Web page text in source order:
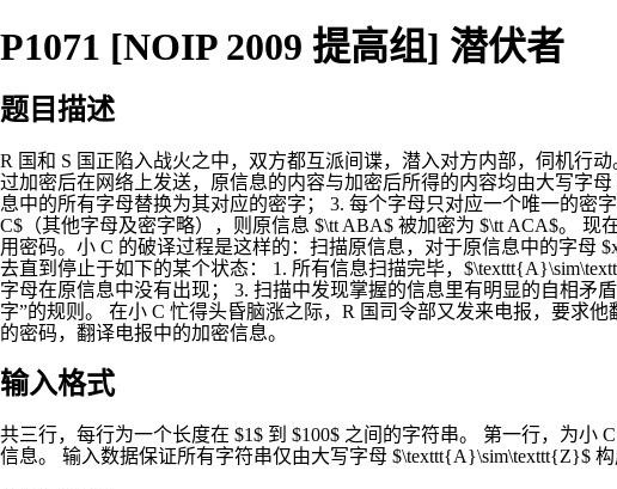
P1071 [NOIP 2009 提高组] 潜伏者
题目描述
R 国和 S 国正陷入战火之中，双方都互派间谍，潜入对方内部，伺机行
过加密后在网络上发送，原信息的内容与加密后所得的内容均由大写字
息中的所有字母替换为其对应的密字； 3. 每个字母只对应一个唯一的密
C$（其他字母及密字略），则原信息 $\tt ABA$ 被加密为 $\tt ACA$。
用密码。小 C 的破译过程是这样的：扫描原信息，对于原信息中的字母
去直到停止于如下的某个状态： 1. 所有信息扫描完毕，
字母在原信息中没有出现； 3. 扫描中发现掌握的信息里有明显的自相矛
字”的规则。 在小 C 忙得头昏脑涨之际，R 国司令部又发来电报，要求
的密码，翻译电报中的加密信息。
输入格式
共三行，每行为一个长度在 $1$ 到 $100$ 之间的字符串。 第一行，为
信息。 输入数据保证所有字符串仅由大写字母 $\texttt{A}\sim\texttt{Z}$